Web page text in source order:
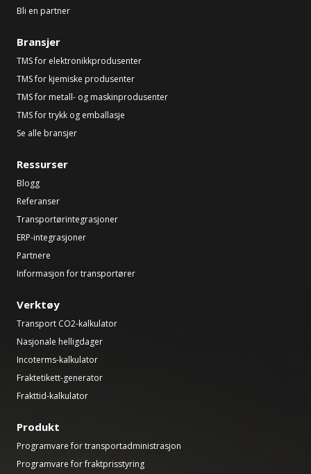
Bli en partner
Bransjer
TMS for elektronikkprodusenter
TMS for kjemiske produsenter
TMS for metall- og maskinprodusenter
TMS for trykk og emballasje
Se alle bransjer
Ressurser
Blogg
Referanser
Transportørintegrasjoner
ERP-integrasjoner
Partnere
Informasjon for transportører
Verktøy
Transport CO2-kalkulator
Nasjonale helligdager
Incoterms-kalkulator
Fraktetikett-generator
Frakttid-kalkulator
Produkt
Programvare for transportadministrasjon
Programvare for fraktprisstyring